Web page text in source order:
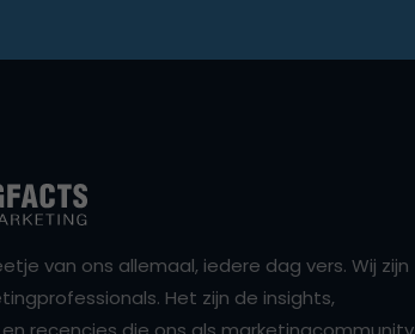
van ons allemaal, iedere dag vers. Wij zijn
Het zijn de insights,